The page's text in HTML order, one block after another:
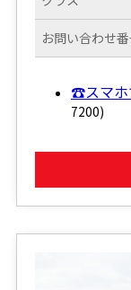
お問い合わせ
☎スマホ
7200)